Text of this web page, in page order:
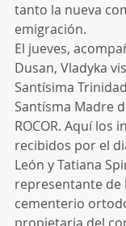
tanto la nueva
emigración.
El jueves,
Dusan, Vladyka
Santísima
Santísma Madre
ROCOR. Aquí los
recibidos por el
León y Tatiana
representante de
cementerio